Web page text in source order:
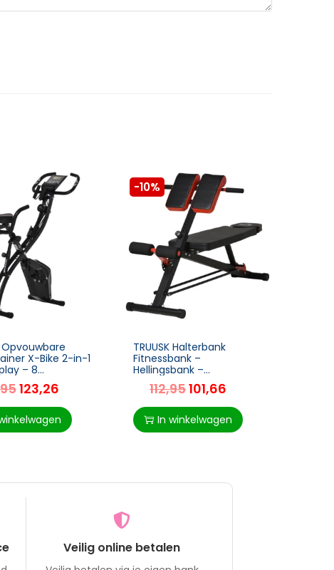
Opvouwbare
X-Bike 2-in-1
– 8
–
– Staal Zwart
cm
123,26
-10%
TRUUSK Halterbank
Fitnessbank –
Hellingsbank –
Multifunctionele
Buiktrainer – Verstelbaar
– Staal – Zwart – 64 x 146
x 73,5-85 cm
112,95101,66
In winkelwagen
Veilig online betalen